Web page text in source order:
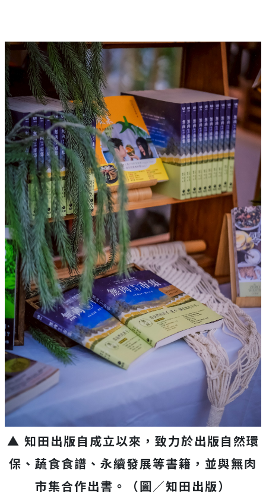
▲ 知田出版自成立以來，致力於出版自然環
保、蔬食食譜、永續發展等書籍，並與無肉
市集合作出書。（圖／知田出版）